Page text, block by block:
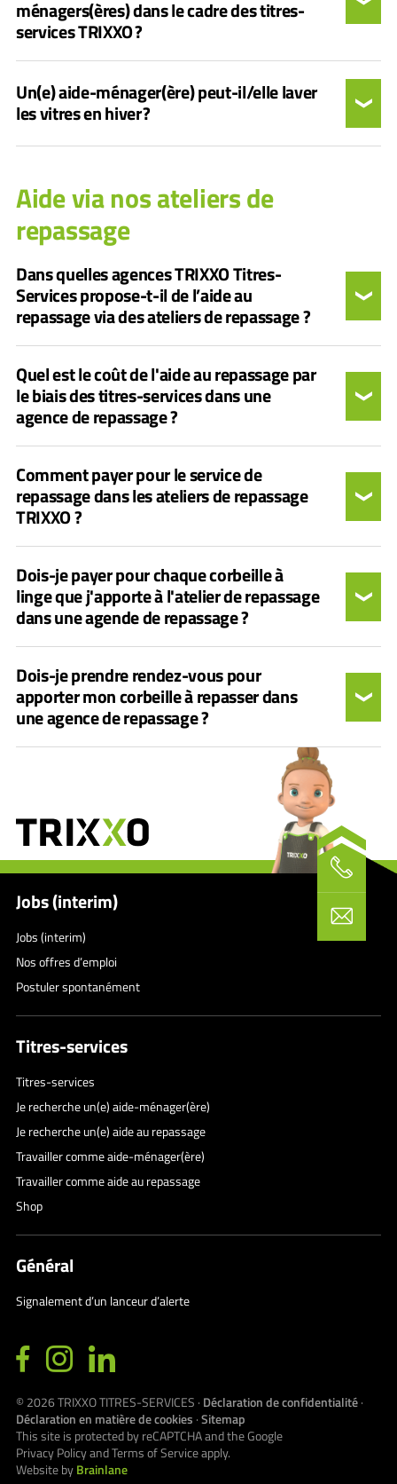
ménagers(ères) dans le cadre des titres-
services TRIXXO ?
Un(e) aide-ménager(ère) peut-il/elle laver
les vitres en hiver ?
Aide via nos ateliers de
repassage
Dans quelles agences TRIXXO Titres-
Services propose-t-il de l’aide au
repassage via des ateliers de repassage ?
Quel est le coût de l'aide au repassage par
le biais des titres-services dans une
agence de repassage ?
Comment payer pour le service de
repassage dans les ateliers de repassage
TRIXXO ?
Dois-je payer pour chaque corbeille à
linge que j'apporte à l'atelier de repassage
dans une agende de repassage ?
Dois-je prendre rendez-vous pour
apporter mon corbeille à repasser dans
une agence de repassage ?
Jobs (interim)
Jobs (interim)
Nos offres d’emploi
Postuler spontanément
Titres-services
Titres-services
Je recherche un(e) aide-ménager(ère)
Je recherche un(e) aide au repassage
Travailler comme aide-ménager(ère)
Travailler comme aide au repassage
Shop
Général
Signalement d’un lanceur d’alerte
© 2026TRIXXO TITRES-SERVICES · Déclaration de confidentialité·
Déclaration en matière de cookies ·Sitemap
This site is protected by reCAPTCHA and the Google
Privacy PolicyandTerms of Serviceapply.
Website byBrainlane